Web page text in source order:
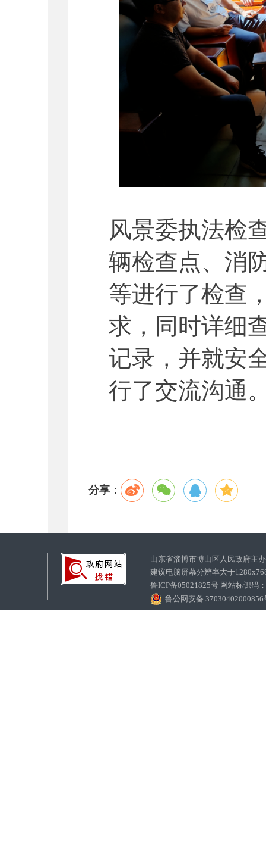
风景委执法检
辆检查点、消
等进行了检查
求，同时详细
记录，并就安
行了交流沟通
分享：
山东省淄博市博山区人民政府
建议电脑屏幕分辨率大于
鲁ICP备05021825号 网站标识码
鲁公网安备 37030402000856